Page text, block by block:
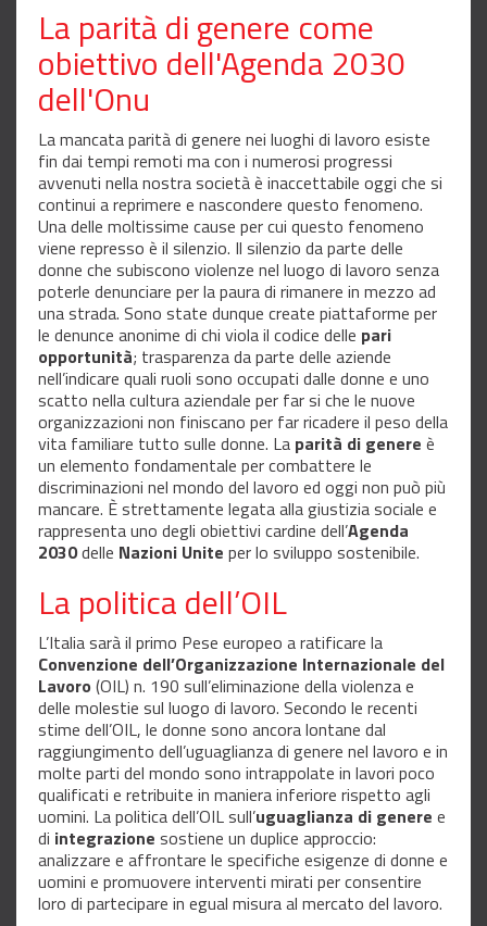
La parità di genere come
obiettivo dell'Agenda 2030
dell'Onu
La mancata parità di genere nei luoghi di lavoro esiste
fin dai tempi remoti ma con i numerosi progressi
avvenuti nella nostra società è inaccettabile oggi che si
continui a reprimere e nascondere questo fenomeno.
Una delle moltissime cause per cui questo fenomeno
viene represso è il silenzio. Il silenzio da parte delle
donne che subiscono violenze nel luogo di lavoro senza
poterle denunciare per la paura di rimanere in mezzo ad
una strada. Sono state dunque create piattaforme per
le denunce anonime di chi viola il codice delle pari
opportunità; trasparenza da parte delle aziende
nell’indicare quali ruoli sono occupati dalle donne e uno
scatto nella cultura aziendale per far si che le nuove
organizzazioni non finiscano per far ricadere il peso della
vita familiare tutto sulle donne. La parità di genere è
un elemento fondamentale per combattere le
discriminazioni nel mondo del lavoro ed oggi non può più
mancare. È strettamente legata alla giustizia sociale e
rappresenta uno degli obiettivi cardine dell’Agenda
2030delle Nazioni Unite per lo sviluppo sostenibile.
La politica dell’OIL
L’Italia sarà il primo Pese europeo a ratificare la
Convenzione dell’Organizzazione Internazionale del
Lavoro (OIL) n. 190 sull’eliminazione della violenza e
delle molestie sul luogo di lavoro. Secondo le recenti
stime dell’OIL, le donne sono ancora lontane dal
raggiungimento dell’uguaglianza di genere nel lavoro e in
molte parti del mondo sono intrappolate in lavori poco
qualificati e retribuite in maniera inferiore rispetto agli
uomini. La politica dell’OIL sull’uguaglianza di genere e
di integrazione sostiene un duplice approccio:
analizzare e affrontare le specifiche esigenze di donne e
uomini e promuovere interventi mirati per consentire
loro di partecipare in egual misura al mercato del lavoro.